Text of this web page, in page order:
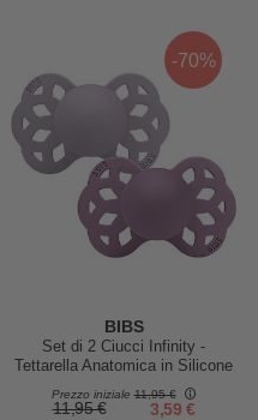
-70%
BIBS
Set di 2 Ciucci Infinity -
Tettarella Anatomica in Silicone
- Fossil Grey/Mauve - Senza
PBA e PVC!
Prezzo iniziale11,95 €
11,95 € 3,59 €